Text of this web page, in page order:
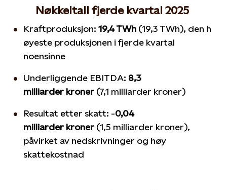
Nøkkeltall fjerde kvartal 2025
Kraftproduksjon:19,4TWh (19,3 TWh), den h
øyeste produksjonen i fjerde kvartal
noensinne
Underliggende EBITDA: 8,3
milliarder kroner (7,1 milliarder kroner)
Resultat etter skatt: -0,04
milliarder kroner (1,5 milliarder kroner),
påvirket av nedskrivninger og høy
skattekostnad